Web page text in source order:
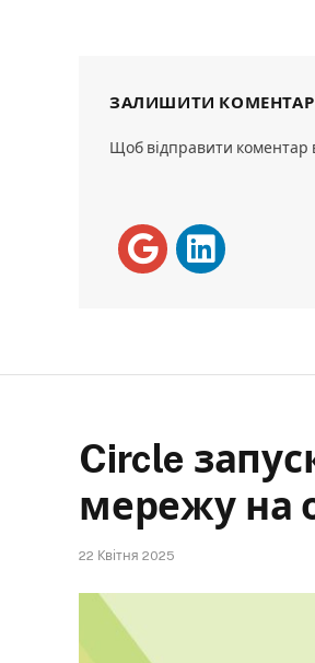
ЗАЛИШИТИ КОМЕНТАР
Щоб відправити коментар
Circle
мережу на
22 Квітня 2025